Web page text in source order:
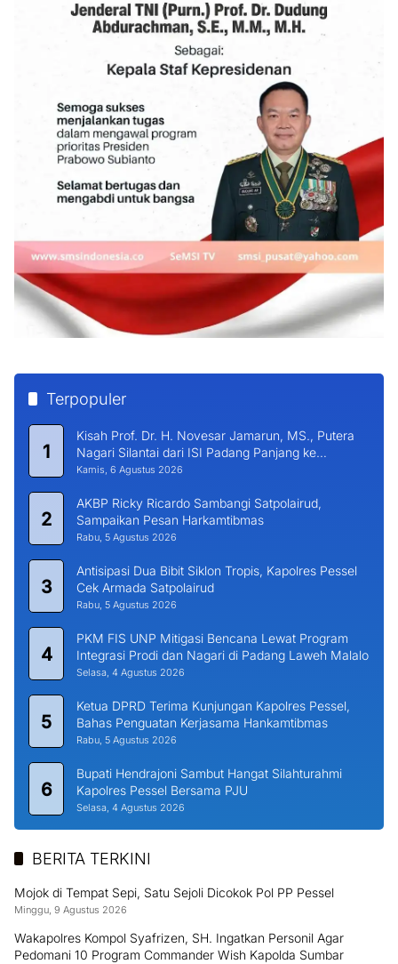
Terpopuler
1
Kisah Prof. Dr. H. Novesar Jamarun, MS., Putera
Nagari Silantai dari ISI Padang Panjang ke
Universitas Dharma Andalas
Kamis, 6 Agustus 2026
2
AKBP Ricky Ricardo Sambangi Satpolairud,
Sampaikan Pesan Harkamtibmas
Rabu, 5 Agustus 2026
3
Antisipasi Dua Bibit Siklon Tropis, Kapolres Pessel
Cek Armada Satpolairud
Rabu, 5 Agustus 2026
4
PKM FIS UNP Mitigasi Bencana Lewat Program
Integrasi Prodi dan Nagari di Padang Laweh Malalo
Selasa, 4 Agustus 2026
5
Ketua DPRD Terima Kunjungan Kapolres Pessel,
Bahas Penguatan Kerjasama Hankamtibmas
Rabu, 5 Agustus 2026
6
Bupati Hendrajoni Sambut Hangat Silahturahmi
Kapolres Pessel Bersama PJU
Selasa, 4 Agustus 2026
BERITA TERKINI
Mojok di Tempat Sepi, Satu Sejoli Dicokok Pol PP Pessel
Minggu, 9 Agustus 2026
Wakapolres Kompol Syafrizen, SH. Ingatkan Personil Agar
Pedomani 10 Program Commander Wish Kapolda Sumbar